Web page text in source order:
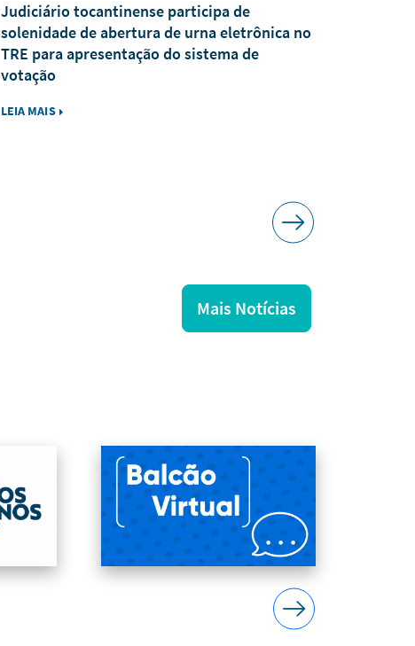
Judiciário tocantinense participa de
solenidade de abertura de urna eletrônica no
TRE para apresentação do sistema de
votação
LEIA MAIS
Mais Notícias